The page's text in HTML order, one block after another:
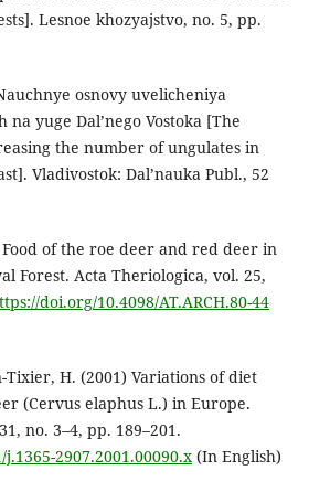
Lesnoe khozyajstvo, no. 5, pp.
osnovy uvelicheniya
yuge Dal’nego Vostoka [The
the number of ungulates in
Vladivostok: Dal’nauka Publ., 52
Food of the roe deer and red deer in
Forest. Acta Theriologica, vol. 25,
doi.org/10.4098/AT.ARCH.80-44
Tixier, H. (2001) Variations of diet
(Cervus elaphus L.) in Europe.
no. 3–4, pp. 189–201.
2907.2001.00090.x(In English)